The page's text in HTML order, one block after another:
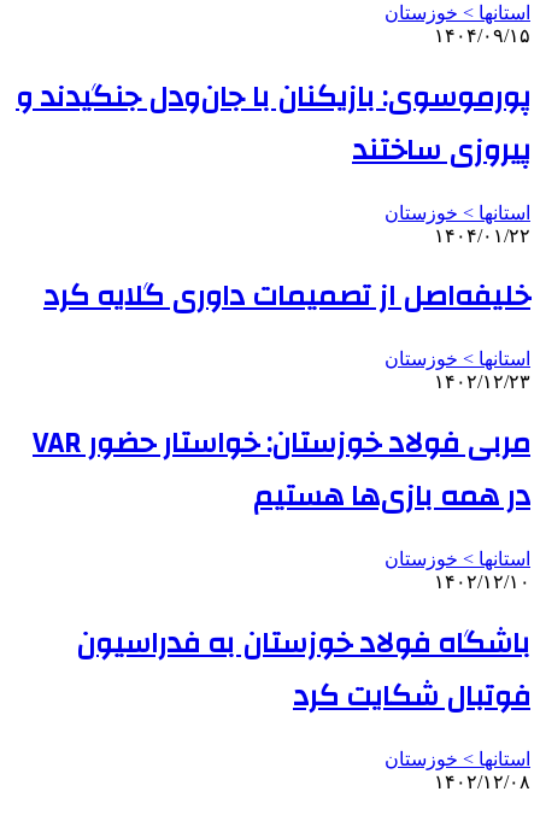
استانها > خوزستان
۱۴۰۴/۰۹/۱۵
پورموسوی: بازیکنان با جان‌ودل جنگیدند و
پیروزی ساختند
استانها > خوزستان
۱۴۰۴/۰۱/۲۲
خلیفه‌اصل از تصمیمات داوری گلایه کرد
استانها > خوزستان
۱۴۰۲/۱۲/۲۳
مربی فولاد خوزستان: خواستار حضور VAR
در همه بازی‌ها هستیم
استانها > خوزستان
۱۴۰۲/۱۲/۱۰
باشگاه فولاد خوزستان به فدراسیون
فوتبال شکایت کرد
استانها > خوزستان
۱۴۰۲/۱۲/۰۸